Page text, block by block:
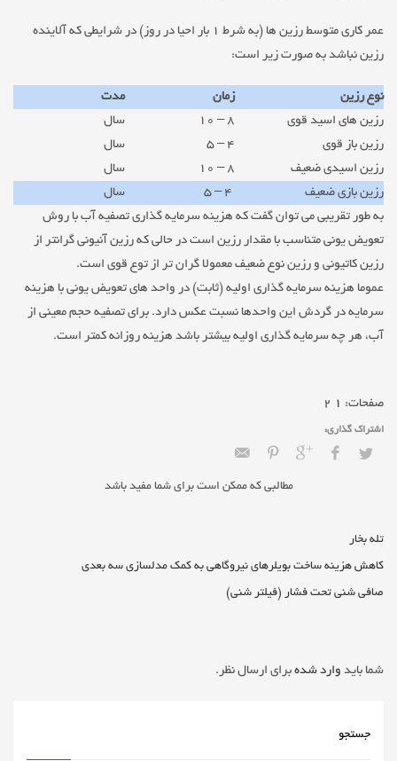
عمر کاری متوسط رزین ها (به شرط ۱ بار احیا در روز) در شرایطی که آلاینده
رزین نباشد به صورت زیر است:
نوع رزین زمان
مدت
رزین های اسید قوی
۸ – ۱۰
سال
رزین باز قوی
۴ – ۵
سال
رزین اسیدی ضعیف
۸ – ۱۰
سال
رزین بازی ضعیف
سال
به طور تقریبی می توان گفت که هزینه سرمایه گذاری تصفیه آب با روش
تعویض یونی متناسب با مقدار رزین است در حالی که رزین آنیونی گرانتر از
رزین کاتیونی و رزین نوع ضعیف معمولا گران تر از توع قوی است.
عموما هزینه سرمایه گذاری اولیه (ثابت) در واحد های تعویض یونی با هزینه
سرمایه در گردش این واحدها نسبت عکس دارد. برای تصفیه حجم معینی از
آب، هر چه سرمایه گذاری اولیه بیشتر باشد هزینه روزانه کمتر است.
صفحات: 1
2
مطالبی که ممکن است برای شما مفید باشد
تله بخار
کاهش هزینه ساخت بویلرهای نیروگاهی به کمک مدلسازی سه بعدی
صافی شنی تحت فشار (فیلتر شنی)
شما باید وارد شده برای ارسال نظر.
جستجو